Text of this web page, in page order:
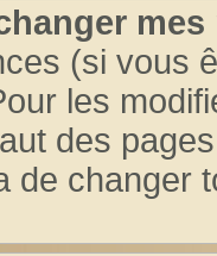
mes
(si vous
les
des
de changer